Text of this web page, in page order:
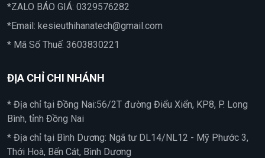
*ZALO BÁO GIÁ: 0329576282
*Email: kesieuthihanatech@gmail.com
* Mã Số Thuế: 3603830221
ĐỊA CHỈ CHI NHÁNH
* Địa chỉ tại Đồng Nai:56/2T đường Điểu Xiển, KP8, P. Long
Bình, tỉnh Đồng Nai
* Địa chỉ tại Bình Dương: Ngã tư DL14/NL12 - Mỹ Phước 3,
Thới Hoà, Bến Cát, Bình Dương